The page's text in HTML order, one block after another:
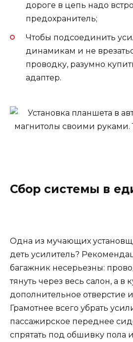
дороге в цепь надо
предохранитель;
Чтобы подсоединить
динамикам и не
проводку, разумно
адаптер.
Сбор системы в
Одна из мучающих
деть усилитель?
багажник несерьезны:
тянуть через весь салон, а в
дополнительное отверстие
Грамотнее всего убрать
пассажирское переднее
спрятать под обшивку пола